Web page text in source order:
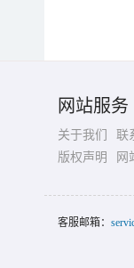
网站服务
关于我们 联
版权声明
网
客服邮箱：